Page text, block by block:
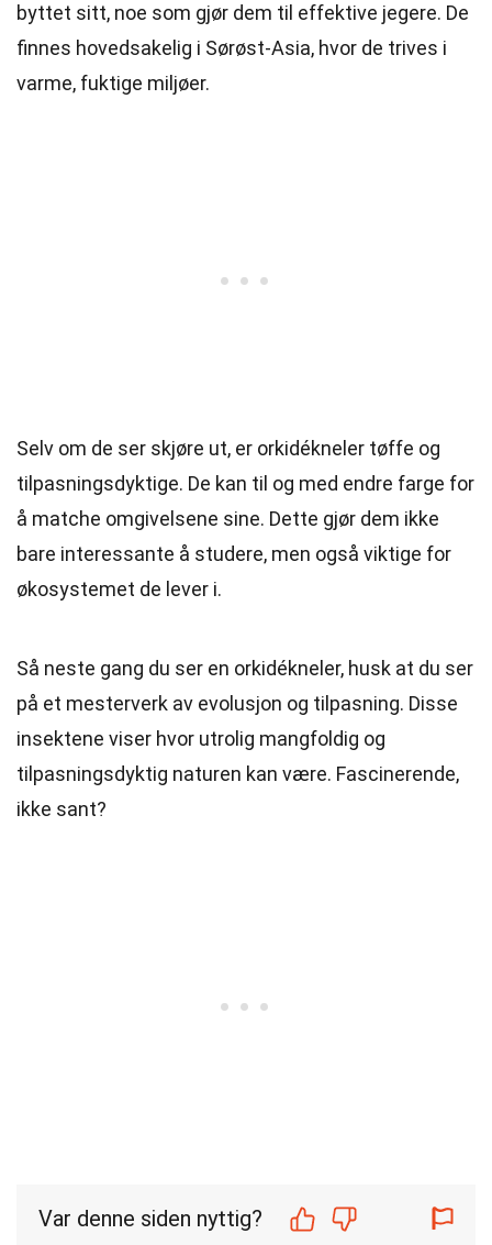
byttet sitt, noe som gjør dem til effektive jegere. De
finnes hovedsakelig i Sørøst-Asia, hvor de trives i
varme, fuktige miljøer.
Selv om de ser skjøre ut, er orkidékneler tøffe og
tilpasningsdyktige. De kan til og med endre farge for
å matche omgivelsene sine. Dette gjør dem ikke
bare interessante å studere, men også viktige for
økosystemet de lever i.
Så neste gang du ser en orkidékneler, husk at du ser
på et mesterverk av evolusjon og tilpasning. Disse
insektene viser hvor utrolig mangfoldig og
tilpasningsdyktig naturen kan være. Fascinerende,
ikke sant?
Var denne siden nyttig?